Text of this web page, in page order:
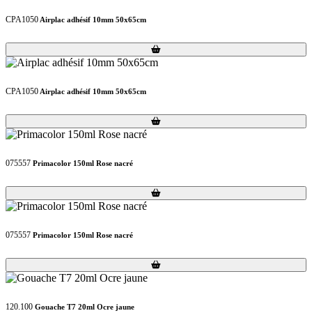
CPA1050 Airplac adhésif 10mm 50x65cm
Loading...
Loading...
CPA1050 Airplac adhésif 10mm 50x65cm
Loading...
Loading...
075557 Primacolor 150ml Rose nacré
Loading...
Loading...
075557 Primacolor 150ml Rose nacré
Loading...
Loading...
120.100 Gouache T7 20ml Ocre jaune